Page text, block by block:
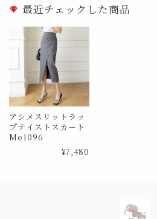
最近チェックした商品
アシメスリットラッ
プテイストスカート
Me1096
¥7,480